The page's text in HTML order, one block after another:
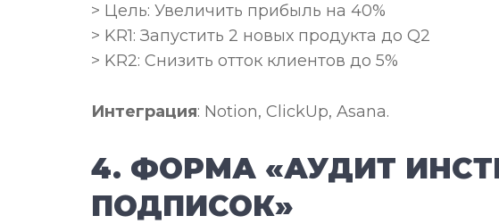
> Цель: Увеличить прибыль на 40%
> KR1: Запустить 2 новых продукта до Q2
> KR2: Снизить отток клиентов до 5%
Интеграция: Notion, ClickUp, Asana.
4. ФОРМА «АУДИТ
ПОДПИСОК»